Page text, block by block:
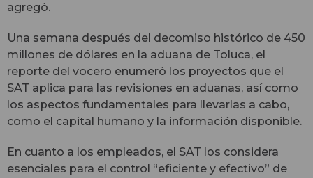
agregó.
Una semana después del decomiso histórico de 450
millones de dólares en la aduana de Toluca, el
reporte del vocero enumeró los proyectos que el
SAT aplica para las revisiones en aduanas, así como
los aspectos fundamentales para llevarlas a cabo,
como el capital humano y la información disponible.
En cuanto a los empleados, el SAT los considera
esenciales para el control “eficiente y efectivo” de